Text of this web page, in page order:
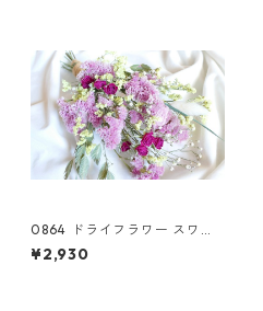
0864 ドライフラワー スワッ
グ
¥2,930